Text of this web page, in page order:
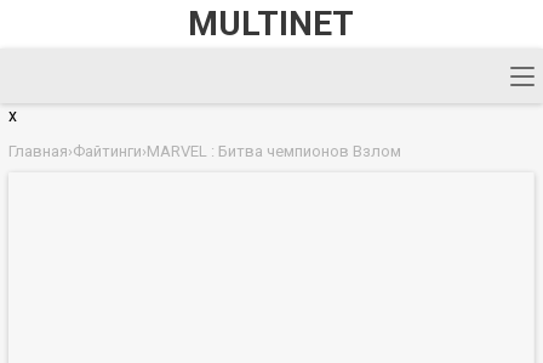
MULTINET
x
Главная›Файтинги›MARVEL : Битва чемпионов Взлом